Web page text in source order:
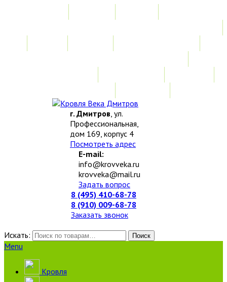
г. Дмитров, ул.
Профессиональная,
дом 169, корпус 4
Посмотреть адрес
E-mail:
info@krovveka.ru
krovveka@mail.ru
Задать вопрос
8 (495) 410-68-78
8 (910) 009-68-78
Заказать звонок
Искать:
Поиск
Menu
Кровля